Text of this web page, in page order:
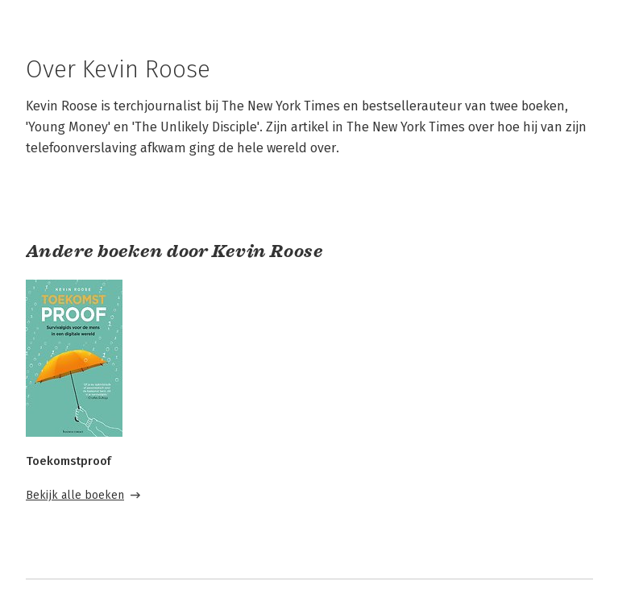
Over Kevin Roose
Kevin Roose is terchjournalist bij The New York Times en bestsellerauteur van twee boeken,
'Young Money' en 'The Unlikely Disciple'. Zijn artikel in The New York Times over hoe hij van zijn
telefoonverslaving afkwam ging de hele wereld over.
Andere boeken door Kevin Roose
Toekomstproof
Bekijk alle boeken